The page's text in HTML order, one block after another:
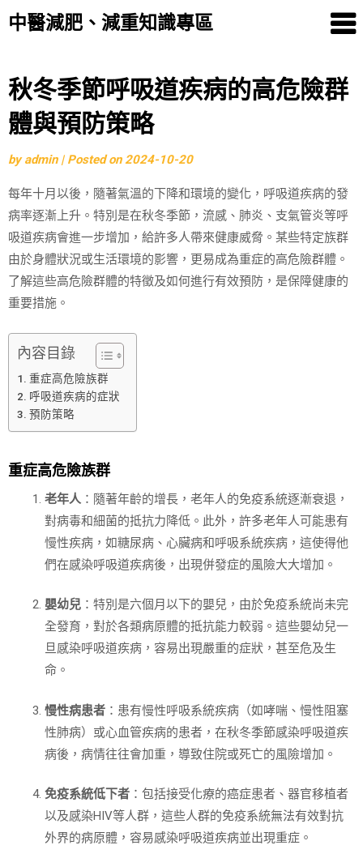
中醫減肥、減重知識專區
Skip
to
content
秋冬季節呼吸道疾病的高危險群
體與預防策略
byadmin | Posted on2024-10-20
每年十月以後，隨著氣溫的下降和環境的變化，呼吸道疾病的發
病率逐漸上升。特別是在秋冬季節，流感、肺炎、支氣管炎等呼
吸道疾病會進一步增加，給許多人帶來健康威脅。某些特定族群
由於身體狀況或生活環境的影響，更易成為重症的高危險群體。
了解這些高危險群體的特徵及如何進行有效預防，是保障健康的
重要措施。
內容目錄
重症高危險族群
呼吸道疾病的症狀
預防策略
重症高危險族群
老年人 ：隨著年齡的增長，老年人的免疫系統逐漸衰退，
對病毒和細菌的抵抗力降低。此外，許多老年人可能患有
慢性疾病，如糖尿病、心臟病和呼吸系統疾病，這使得他
們在感染呼吸道疾病後，出現併發症的風險大大增加。
嬰幼兒 ：特別是六個月以下的嬰兒，由於免疫系統尚未完
全發育，對於各類病原體的抵抗能力較弱。這些嬰幼兒一
旦感染呼吸道疾病，容易出現嚴重的症狀，甚至危及生
命。
慢性病患者 ：患有慢性呼吸系統疾病（如哮喘、慢性阻塞
性肺病）或心血管疾病的患者，在秋冬季節感染呼吸道疾
病後，病情往往會加重，導致住院或死亡的風險增加。
免疫系統低下者 ：包括接受化療的癌症患者、器官移植者
以及感染HIV等人群，這些人群的免疫系統無法有效對抗
外界的病原體，容易感染呼吸道疾病並出現重症。